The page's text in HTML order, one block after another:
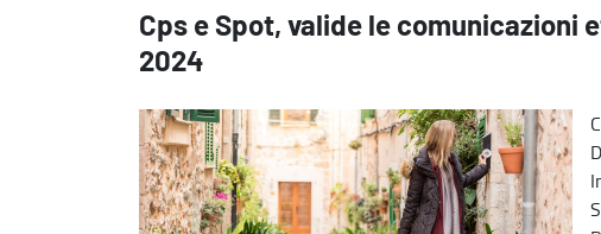
Cps e Spot, valide le comunicazioni
2024